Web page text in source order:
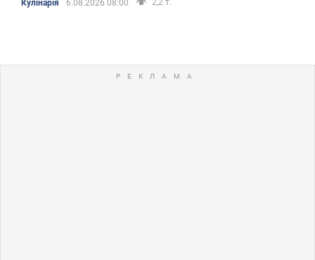
Кулінарія 6.08.2026 08:00